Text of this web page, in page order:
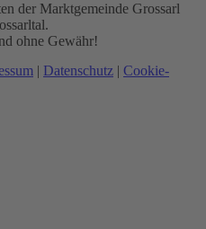
der Marktgemeinde Grossarl
ohne Gewähr!
| Datenschutz | Cookie-